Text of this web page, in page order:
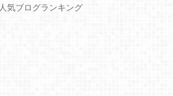
人気ブログランキング